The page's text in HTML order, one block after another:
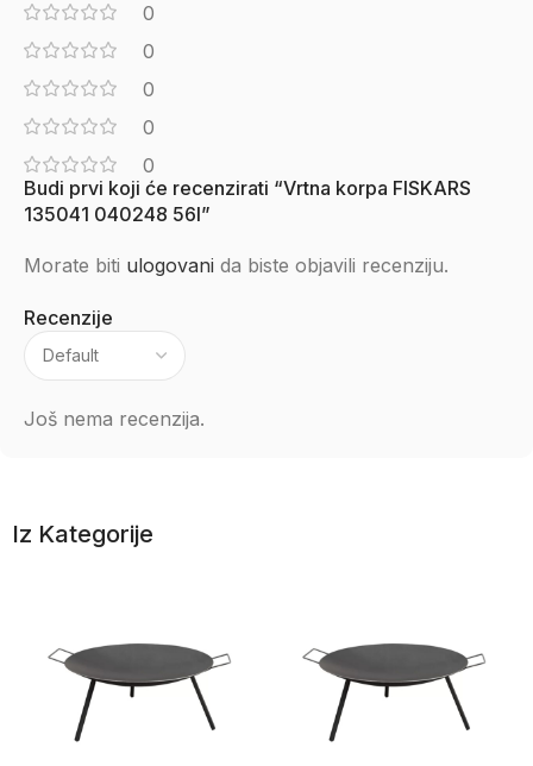
0
0
0
0
0
Recenzije
Još nema recenzija.
Budi prvi koji će recenzirati “Vrtna korpa FISKARS
135041 040248 56l”
Morate biti ulogovani da biste objavili recenziju.
Iz Kategorije